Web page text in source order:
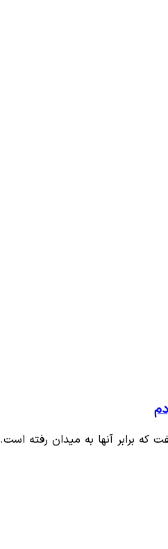
که برابر آنها به میدان رفته است.